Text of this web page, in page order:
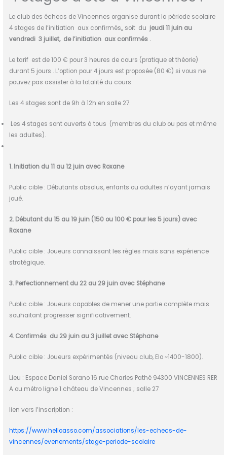
Le club des échecs de Vincennes organise durant la période scolaire
4 stages de l’initiation aux confirmés,, soit du jeudi 11 juin au
vendredi 3 juillet, de l’initiation aux confirmés .
Le tarif est de 100 € pour 3 heures de cours (pratique et théorie)
durant 5 jours . L’option pour 4 jours est proposée (80 €) si vous ne
pouvez pas assister à la totalité du cours.
Les 4 stages sont de 9h à 12h en salle 27.
Les 4 stages sont ouverts à tous (membres du club ou pas et même
les adultes).
1. Initiation du 11 au 12 juin avec Roxane
Public cible : Débutants absolus, enfants ou adultes n’ayant jamais
joué.
2. Débutant du 15 au 19 juin (150 ou 100 € pour les 5 jours) avec
Roxane
Public cible : Joueurs connaissant les règles mais sans expérience
stratégique.
3. Perfectionnement du 22 au 29 juin avec Stéphane
Public cible : Joueurs capables de mener une partie complète mais
souhaitant progresser significativement.
4. Confirmés du 29 juin au 3 juillet avec Stéphane
Public cible : Joueurs expérimentés (niveau club, Elo ~1400-1800).
Lieu : Espace Daniel Sorano 16 rue Charles Pathé 94300 VINCENNES RER
A ou métro ligne 1 château de Vincennes ; salle 27
lien vers l’inscription :
https://www.helloasso.com/associations/les-echecs-de-
vincennes/evenements/stage-periode-scolaire